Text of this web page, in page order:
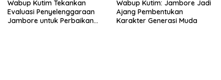
Wabup Kutim Tekankan
Evaluasi Penyelenggaraan
Jambore untuk Perbaikan
Wabup Kutim: Jambore Jadi
Ajang Pembentukan
Karakter Generasi Muda